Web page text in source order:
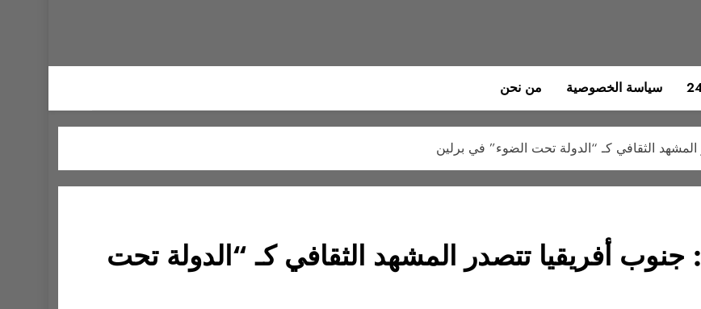
سياسة الخصوصية من نحن
سوق الفيلم الأوروبي 2027: جنوب أفريقيا تتصدر المشهد الثقافي كـ “الدولة تحت